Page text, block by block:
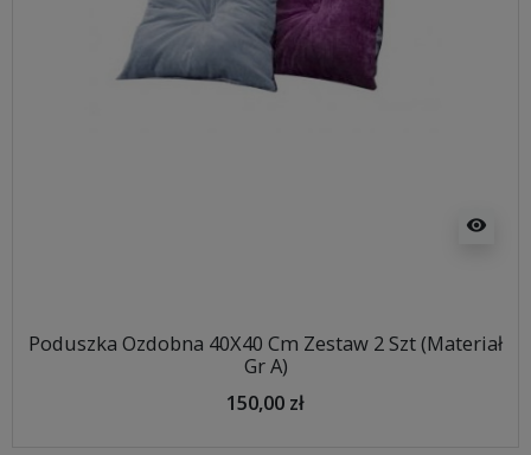
visibility
Poduszka Ozdobna 40X40 Cm Zestaw 2 Szt (Materiał
Gr A)
150,00 zł